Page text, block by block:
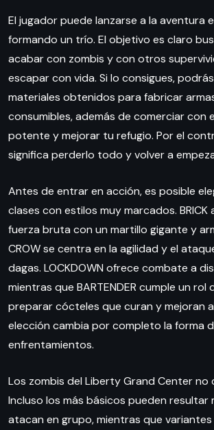
El jugador puede lanzarse a la aventura
formando un trío. El objetivo es claro
acabar con zombis y con otros
escapar con vida. Si lo consigues,
materiales obtenidos para fabricar
consumibles, además de comerciar con
potente y mejorar tu refugio. Por el
significa perderlo todo y volver a
Antes de entrar en acción, es posible
clases con estilos muy marcados.
fuerza bruta con un martillo gigante y
CROW se centra en la agilidad y el
dagas. LOCKDOWN ofrece combate a
mientras que BARTENDER cumple un rol
preparar cócteles que curan y mejoran
elección cambia por completo la forma
enfrentamientos.
Los zombis del Liberty Grand Center no
Incluso los más básicos pueden resultar
atacan en grupo, mientras que